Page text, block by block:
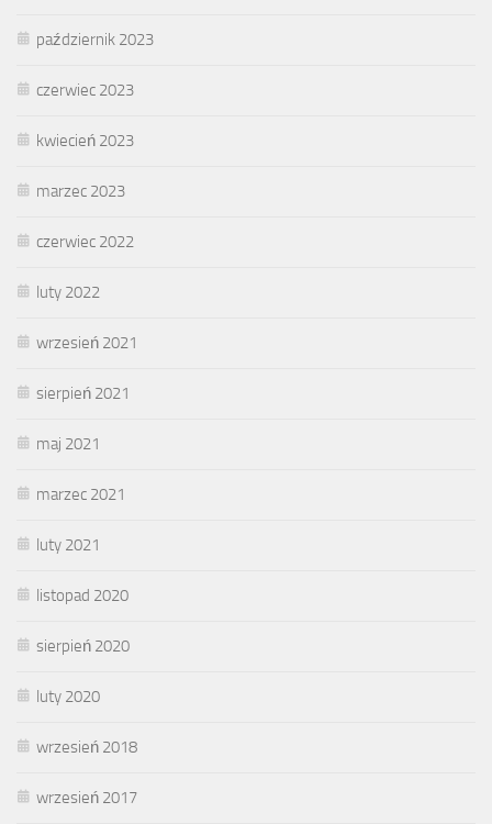
październik 2023
czerwiec 2023
kwiecień 2023
marzec 2023
czerwiec 2022
luty 2022
wrzesień 2021
sierpień 2021
maj 2021
marzec 2021
luty 2021
listopad 2020
sierpień 2020
luty 2020
wrzesień 2018
wrzesień 2017